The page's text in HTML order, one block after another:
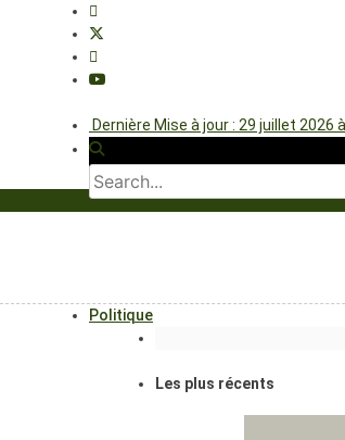
Dernière Mise à jour : 29 juillet 2026
Politique
Les plus récents